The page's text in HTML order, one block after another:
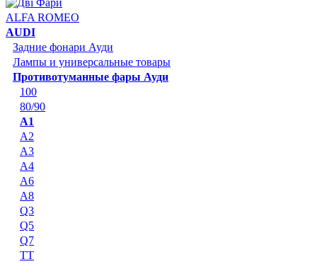
ALFA ROMEO
AUDI
Задние фонари Ауди
Лампы и универсальные товары
Противотуманные фары Ауди
100
80/90
A1
A2
A3
A4
A6
A8
Q3
Q5
Q7
TT